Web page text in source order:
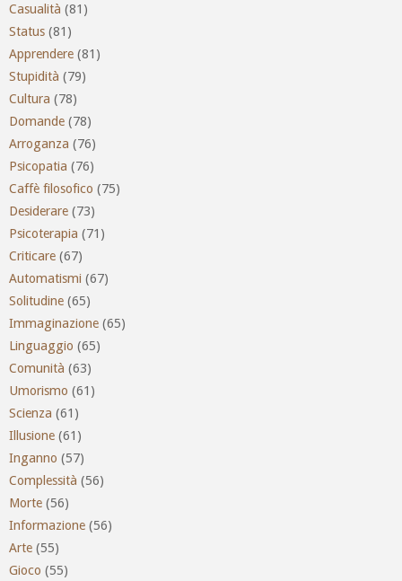
Casualità (81)
Status (81)
Apprendere (81)
Stupidità (79)
Cultura (78)
Domande (78)
Arroganza (76)
Psicopatia (76)
Caffè filosofico (75)
Desiderare (73)
Psicoterapia (71)
Criticare (67)
Automatismi (67)
Solitudine (65)
Immaginazione (65)
Linguaggio (65)
Comunità (63)
Umorismo (61)
Scienza (61)
Illusione (61)
Inganno (57)
Complessità (56)
Morte (56)
Informazione (56)
Arte (55)
Gioco (55)